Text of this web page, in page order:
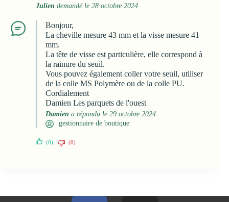
Julien demandé le 28 octobre 2024
Bonjour,
La cheville mesure 43 mm et la visse mesure 41
mm.
La tête de visse est particulière, elle correspond à
la rainure du seuil.
Vous pouvez également coller votre seuil, utiliser
de la colle MS Polymère ou de la colle PU.
Cordialement
Damien Les parquets de l'ouest
Damien a répondu le 29 octobre 2024
gestionnaire de boutique
(0) (0)